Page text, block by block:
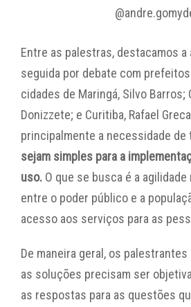
Entre as palestras, destacamos
seguida por debate com
cidades de Maringá, Silvo Barros;
Donizzete; e Curitiba, Rafael
principalmente a necessidade de
sejam simples para a
uso. O que se busca é a
entre o poder público e a
acesso aos serviços para as
De maneira geral, os
as soluções precisam ser
as respostas para as questões